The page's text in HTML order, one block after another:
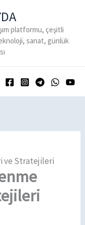
platformu, çeşitli
sanat, günlük
ve Stratejileri